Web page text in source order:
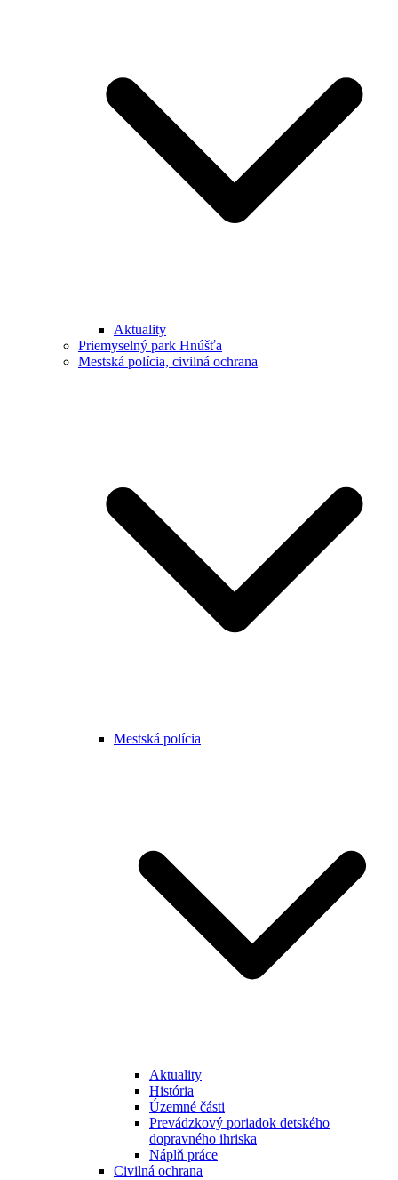
Aktuality
Priemyselný park Hnúšťa
Mestská polícia, civilná ochrana
Mestská polícia
Aktuality
História
Územné části
Prevádzkový poriadok detského
dopravného ihriska
Náplň práce
Civilná ochrana